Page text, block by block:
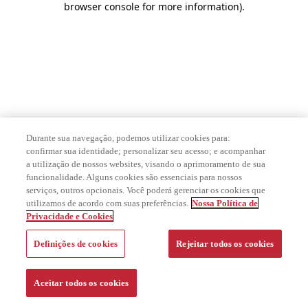
browser console for more information).
Durante sua navegação, podemos utilizar cookies para:
confirmar sua identidade; personalizar seu acesso; e acompanhar
a utilização de nossos websites, visando o aprimoramento de sua
funcionalidade. Alguns cookies são essenciais para nossos
serviços, outros opcionais. Você poderá gerenciar os cookies que
utilizamos de acordo com suas preferências. Nossa Política de
Privacidade e Cookies
Definições de cookies Rejeitar todos os cookies
Aceitar todos os cookies